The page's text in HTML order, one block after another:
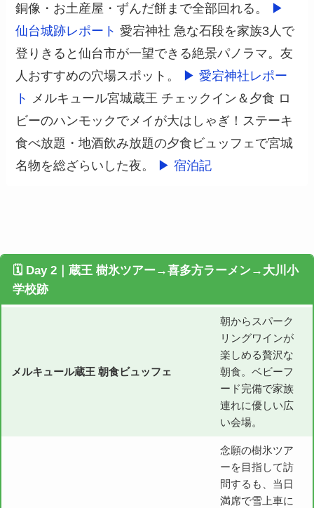
銅像・お土産屋・ずんだ餅まで全部回れる。
▶
仙台城跡レポート 愛宕神社 急な石段を家族3人で
登りきると仙台市が一望できる絶景パノラマ。友
人おすすめの穴場スポット。
▶ 愛宕神社レポー
ト
メルキュール宮城蔵王 チェックイン＆夕食 ロ
ビーのハンモックでメイが大はしゃぎ！ステーキ
食べ放題・地酒飲み放題の夕食ビュッフェで宮城
名物を総ざらいした夜。
▶ 宿泊記
🗓 Day 2｜蔵王 樹氷ツアー→喜多方ラーメン→大川小
学校跡
メルキュール蔵王 朝食ビュッフェ
朝からスパーク
リングワインが
楽しめる贅沢な
朝食。ベビーフ
ード完備で家族
連れに優しい広
い会場。
念願の樹氷ツア
ーを目指して訪
問するも、当日
満席で雪上車に